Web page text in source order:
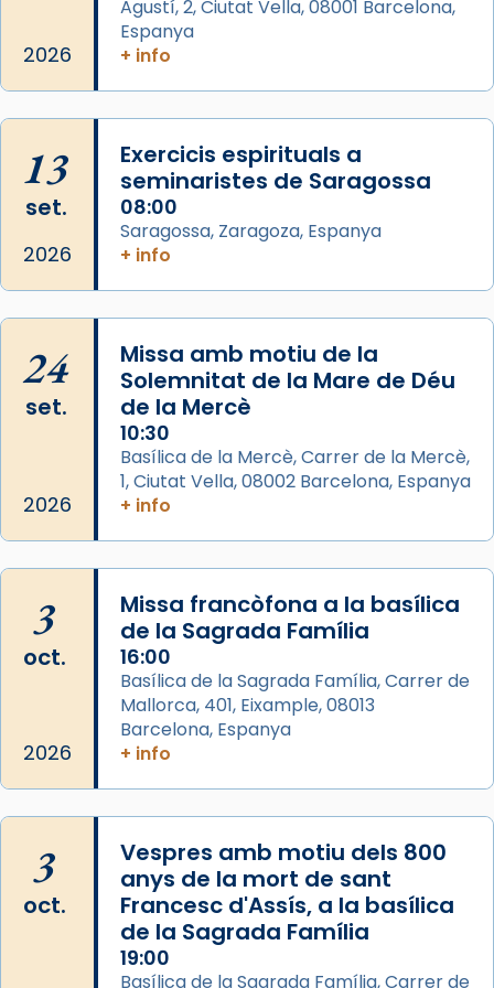
Arquebisbat de Barcelona
de Barcelona.
2 weeks ago
comitè organitzador de la visita apostòlica
del Sant Pare Lleó XIV a Barcelona, i als
col·laboradors, a la Catedral de Barcelona.
L’arquebisbe de Barcelona, el cardenal Joan
📸 Dr. G. Simón
Photo
View on Facebook ·
Arquebisbat de Barcelona
Memòria de les santes Juliana i
Semproniana, verges i màrtirs.
Acompanyant la història de sant Cugat, a
partir de l’Edat Mitjana sorgeix la tradició
que les santes Juliana (“relatiu a Júlia”) i
Semproniana (“relatiu a Semprònia =
eterna”) són deixebles seves. I l’any 1667, el
frare Joan Gaspar Roig, afirma en una obra
que les santes són filles de l’antiga Iluro.
Mataró en reivindicarà les relíquies fins que
les aconseguirà el 1772. L’ofici que es canta
a la “Missa de les Santes” (“Missa de
Glòria”) fou composta el 1848 per Mn.
Manuel Blanch, amb aire d’òpera
italianitzant; s’interpreta per privilegi
2026
Agustí, 2, Ciutat Vella, 08001 Barcelona,
Espanya
+ info
13
set.
2026
Exercicis espirituals a
seminaristes de Saragossa
08:00
Saragossa, Zaragoza, Espanya
+ info
24
set.
2026
Missa amb motiu de la
Solemnitat de la Mare de Déu
de la Mercè
10:30
Basílica de la Mercè, Carrer de la Mercè,
1, Ciutat Vella, 08002 Barcelona, Espanya
+ info
3
oct.
2026
Missa francòfona a la basílica
de la Sagrada Família
16:00
Basílica de la Sagrada Família, Carrer de
Mallorca, 401, Eixample, 08013
Barcelona, Espanya
+ info
3
oct.
Vespres amb motiu dels 800
anys de la mort de sant
Francesc d'Assís, a la basílica
de la Sagrada Família
19:00
Basílica de la Sagrada Família, Carrer de